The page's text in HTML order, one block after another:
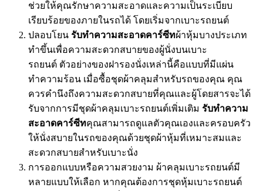
ช่วยให้คุณรักษาความสะอาดและความเป็นระเบียบ
เรียบร้อยของภายในรถได้ โดยเริ่มจากเบาะรถยนต์
ปลอบโยน รับทำความสะอาดคาร์ซีทผ้าหุ้มบางประเภท
ทำขึ้นเพื่อความสะดวกสบายของผู้นั่งบนเบาะ
รถยนต์ ตัวอย่างของฝารองนั่งเหล่านี้คือแบบที่มีแผ่น
ทำความร้อน เมื่อซื้อชุดผ้าคลุมสำหรับรถของคุณ คุณ
ควรคำนึงถึงความสะดวกสบายที่คุณและผู้โดยสารจะได้
รับจากการมีชุดผ้าคลุมเบาะรถยนต์เพิ่มเติม รับทำความ
สะอาดคาร์ซีทคุณสามารถดูแลตัวคุณเองและครอบครัว
ให้นั่งสบายในรถของคุณด้วยชุดผ้าหุ้มที่เหมาะสมและ
สะดวกสบายสำหรับเบาะนั่ง
การออกแบบหรือความสวยงาม ผ้าคลุมเบาะรถยนต์มี
หลายแบบให้เลือก หากคุณต้องการชุดหุ้มเบาะรถยนต์